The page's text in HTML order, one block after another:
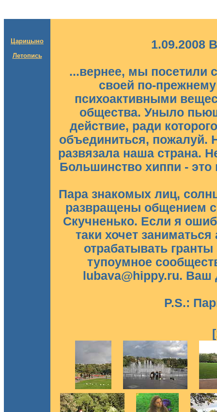
Царицыно
Летопись
1.09.2008
...вернее, мы посетили
своей по-
психоактивными
общества. Уныло
действие, ради
объединиться, пожалуй.
развязала наша страна.
Большинство хиппи - это
Пара знакомых лиц,
развращены общением
Скучненько. Если я
таки хочет
отрабатывать
тупоумное
lubava@hippy.ru. Ваш
P.S.: